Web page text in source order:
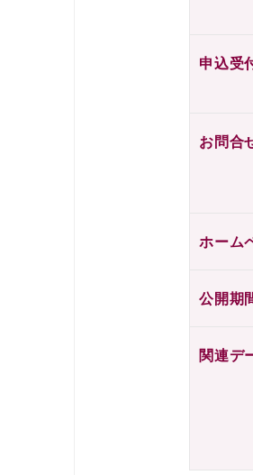
申込受
お問合
ホーム
公開期
関連デ